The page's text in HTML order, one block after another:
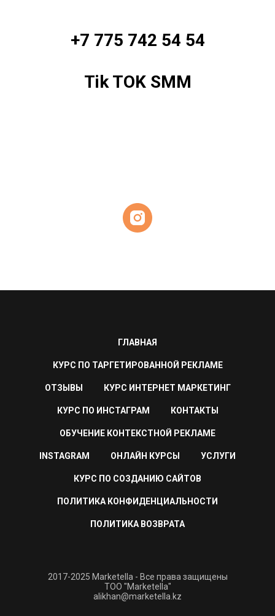
+7 775 742 54 54
Tik TOK SMM
ГЛАВНАЯ
КУРС ПО ТАРГЕТИРОВАННОЙ РЕКЛАМЕ
ОТЗЫВЫ КУРС ИНТЕРНЕТ МАРКЕТИНГ
КУРС ПО ИНСТАГРАМ КОНТАКТЫ
ОБУЧЕНИЕ КОНТЕКСТНОЙ РЕКЛАМЕ
INSTAGRAM ОНЛАЙН КУРСЫ УСЛУГИ
КУРС ПО СОЗДАНИЮ САЙТОВ
ПОЛИТИКА КОНФИДЕНЦИАЛЬНОСТИ
ПОЛИТИКА ВОЗВРАТА
2017-2025 Marketella - Все права защищены
ТОО "Marketella"
alikhan@marketella.kz